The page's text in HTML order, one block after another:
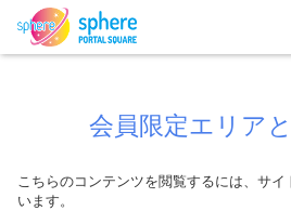
会員限定エリア
こちらのコンテンツを閲覧するには、サ
います。